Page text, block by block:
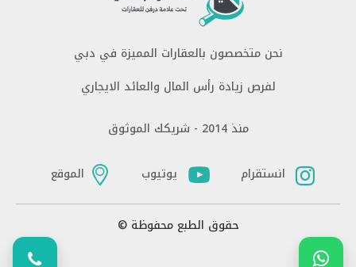
نحن متخصصون بالعقارات المميزة في دبي
لفرص زيادة رأس المال والعائد الايجاري
منذ 2014 - شريكك الموثوق
انستقرام يوتيوب الموقع
حقوق الطبع محفوظة ©